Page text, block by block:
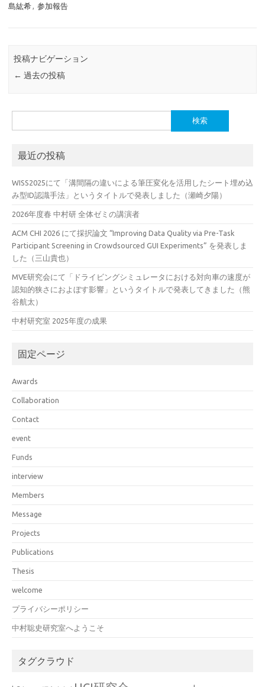
島紘希, 参加報告
投稿ナビゲーション
← 過去の投稿
索:
最近の投稿
WISS2025にて「溝間隔の違いによる筆圧変化を活用したシート埋め込
み型ID認識手法」というタイトルで発表しました（瀬崎夕陽）
2026年度春 中村研 全体ゼミの講演者
ACM CHI 2026 にて採択論文 “Improving Data Quality via Pre-Task
Participant Screening in Crowdsourced GUI Experiments” を発表しま
した（三山貴也）
MVE研究会にて「ドライビングシミュレータにおける対向車の速度が
認知的狭さにおよぼす影響」というタイトルで発表してきました（熊
谷航太）
中村研究室 2025年度の成果
固定ページ
Awards
Collaboration
Contact
event
Funds
interview
Members
Message
Projects
Publications
Thesis
welcome
プライバシーポリシー
中村聡史研究室へようこそ
タグクラウド